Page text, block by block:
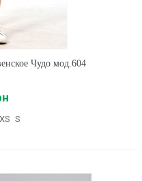
Чудо мод.604
XS S